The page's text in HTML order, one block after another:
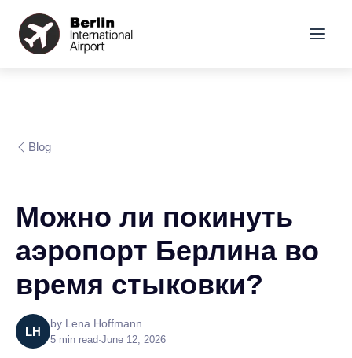
Blog
Можно ли покинуть
аэропорт Берлина во
время стыковки?
LH
by Lena Hoffmann
5 min read•June 12, 2026